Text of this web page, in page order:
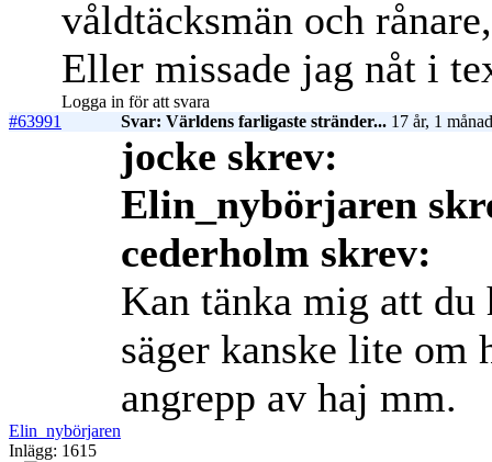
våldtäcksmän och
Eller missade jag nåt i
Logga in för att svara
#63991
Svar: Världens farligaste stränder... 17 år, 1
Elin_nybörjaren
Inlägg: 1615
jocke skrev:
Elin_nybörjaren
cederholm skrev:
Kan tänka mig att
säger kanske lite om
angrepp av haj mm.